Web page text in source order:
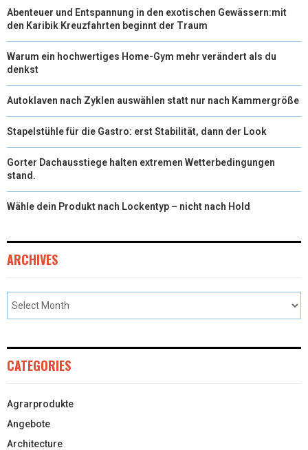
Abenteuer und Entspannung in den exotischen Gewässern:mit
den Karibik Kreuzfahrten beginnt der Traum
Warum ein hochwertiges Home-Gym mehr verändert als du
denkst
Autoklaven nach Zyklen auswählen statt nur nach Kammergröße
Stapelstühle für die Gastro: erst Stabilität, dann der Look
Gorter Dachausstiege halten extremen Wetterbedingungen
stand.
Wähle dein Produkt nach Lockentyp – nicht nach Hold
ARCHIVES
CATEGORIES
Agrarprodukte
Angebote
Architecture